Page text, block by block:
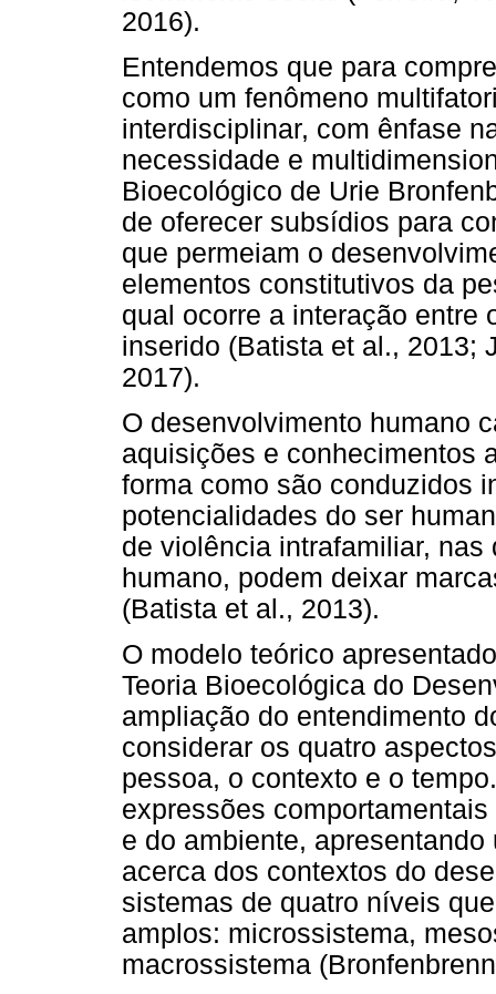
2016).
Entendemos que para
como um fenômeno
interdisciplinar, com ênfase
necessidade e
Bioecológico de Urie
de oferecer subsídios para
que permeiam o
elementos constitutivos da
qual ocorre a interação entre
inserido (Batista et al., 2013;
2017).
O desenvolvimento humano
aquisições e conhecimentos
forma como são conduzidos
potencialidades do ser
de violência intrafamiliar,
humano, podem deixar
(Batista et al., 2013).
O modelo teórico
Teoria Bioecológica do
ampliação do entendimento
considerar os quatro
pessoa, o contexto e o
expressões
e do ambiente,
acerca dos contextos do
sistemas de quatro níveis
amplos: microssistema,
macrossistema